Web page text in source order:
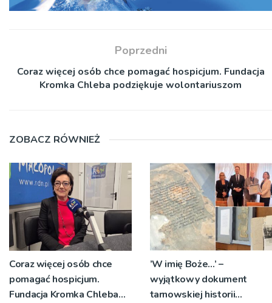
Poprzedni
Coraz więcej osób chce pomagać hospicjum. Fundacja
Kromka Chleba podziękuje wolontariuszom
ZOBACZ RÓWNIEŻ
Coraz więcej osób chce
pomagać hospicjum.
Fundacja Kromka Chleba
’W imię Boże…’ –
wyjątkowy dokument
tarnowskiej historii